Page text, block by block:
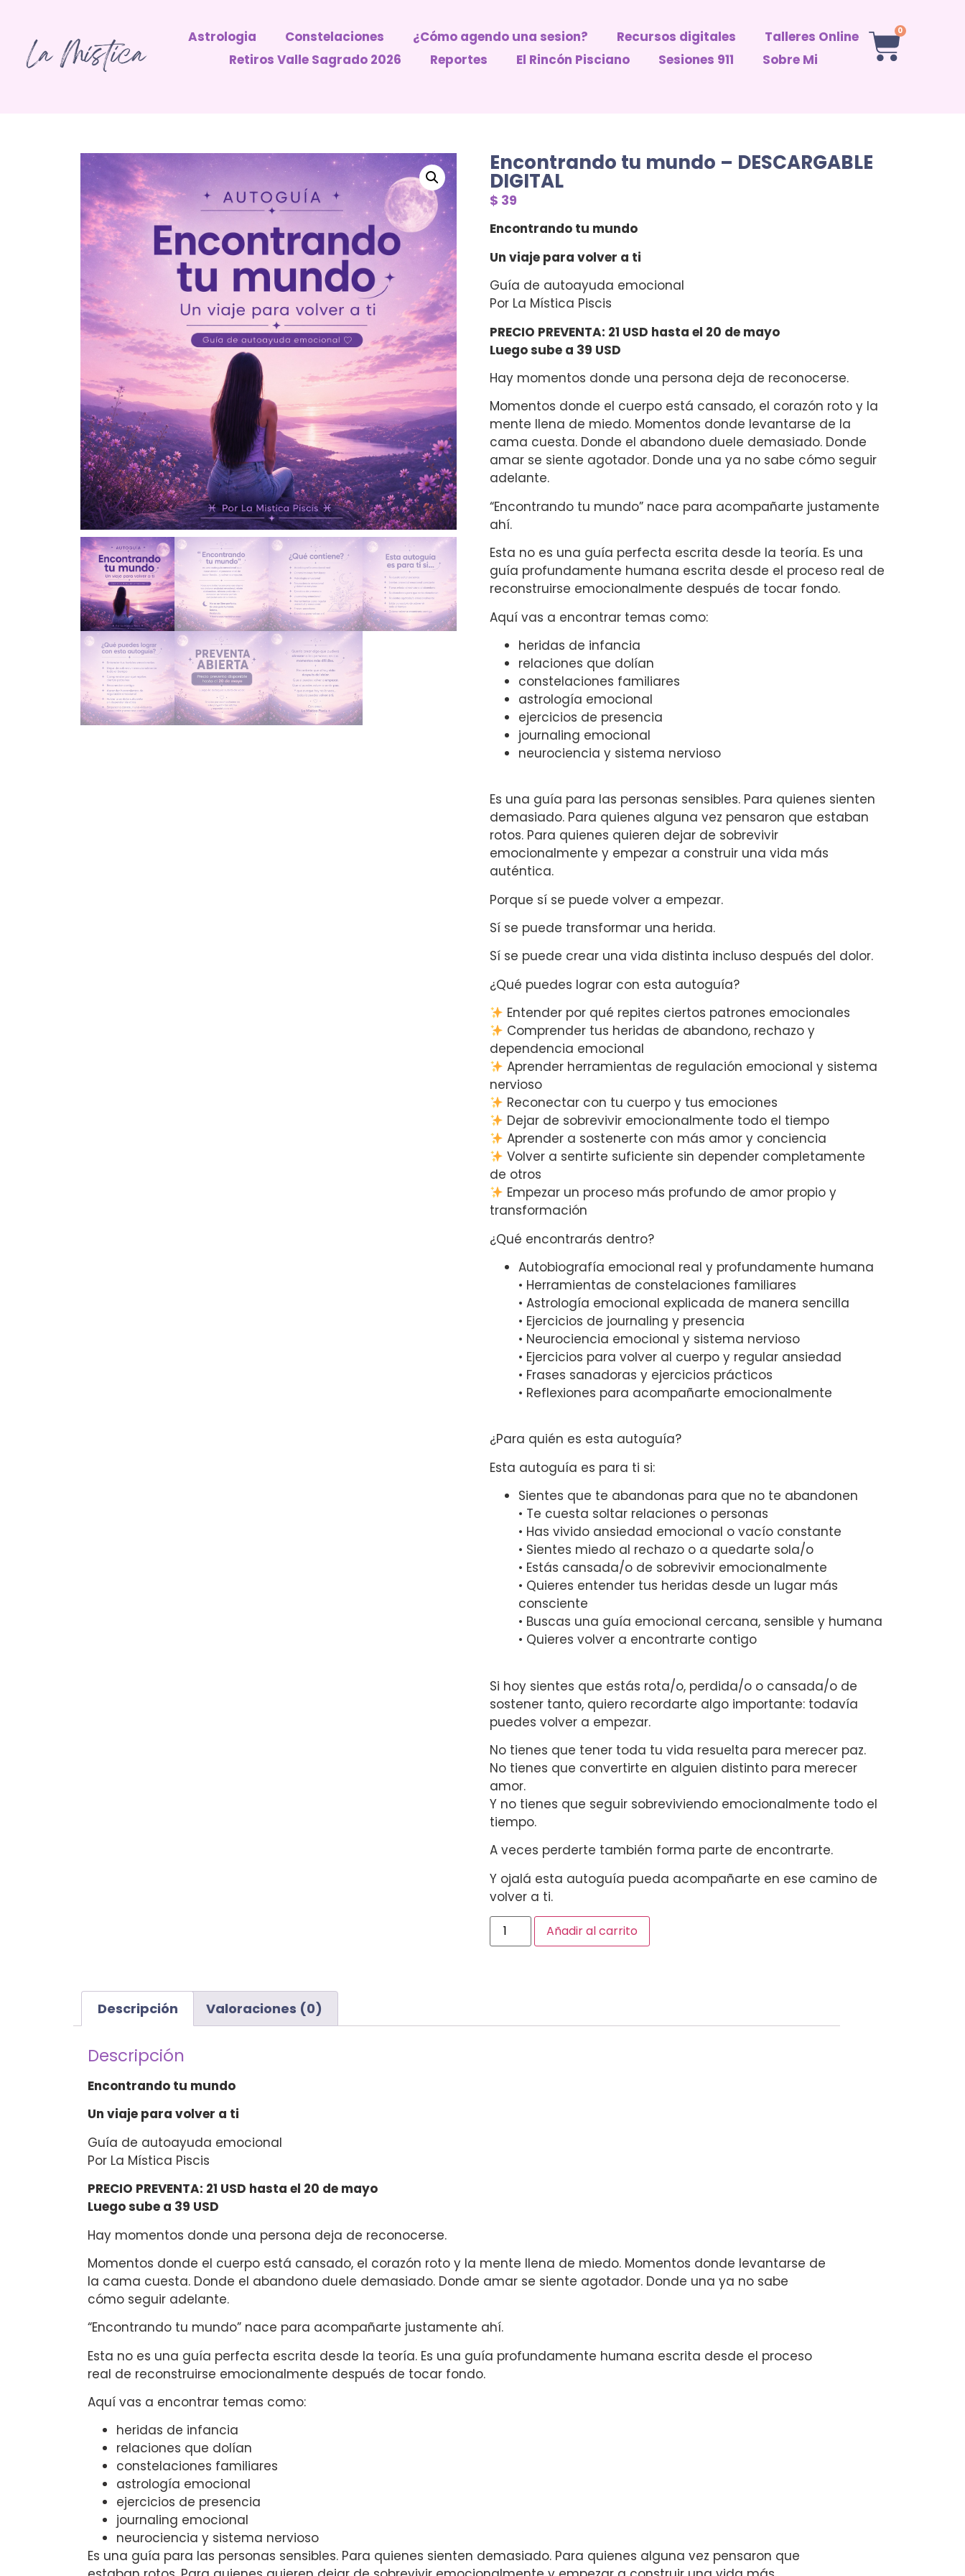
Astrologia Constelaciones ¿Cómo agendo una sesion? Recursos digitales
Talleres Online
Retiros Valle Sagrado 2026
Reportes El Rincón Pisciano Sesiones 911 Sobre Mi
0
Encontrando tu mundo – DESCARGABLE
DIGITAL
$ 39
Encontrando tu mundo
Un viaje para volver a ti
Guía de autoayuda emocional
Por La Mística Piscis
PRECIO PREVENTA: 21 USD hasta el 20 de mayo
Luego sube a 39 USD
Hay momentos donde una persona deja de reconocerse.
Momentos donde el cuerpo está cansado, el corazón roto y la
mente llena de miedo. Momentos donde levantarse de la
cama cuesta. Donde el abandono duele demasiado. Donde
amar se siente agotador. Donde una ya no sabe cómo seguir
adelante.
“Encontrando tu mundo” nace para acompañarte justamente
ahí.
Esta no es una guía perfecta escrita desde la teoría. Es una
guía profundamente humana escrita desde el proceso real de
reconstruirse emocionalmente después de tocar fondo.
Aquí vas a encontrar temas como:
heridas de infancia
relaciones que dolían
constelaciones familiares
astrología emocional
ejercicios de presencia
journaling emocional
neurociencia y sistema nervioso
Es una guía para las personas sensibles. Para quienes sienten
demasiado. Para quienes alguna vez pensaron que estaban
rotos. Para quienes quieren dejar de sobrevivir
emocionalmente y empezar a construir una vida más
auténtica.
Porque sí se puede volver a empezar.
Sí se puede transformar una herida.
Sí se puede crear una vida distinta incluso después del dolor.
¿Qué puedes lograr con esta autoguía?
Entender por qué repites ciertos patrones emocionales
Comprender tus heridas de abandono, rechazo y
dependencia emocional
Aprender herramientas de regulación emocional y sistema
nervioso
Reconectar con tu cuerpo y tus emociones
Dejar de sobrevivir emocionalmente todo el tiempo
Aprender a sostenerte con más amor y conciencia
Volver a sentirte suficiente sin depender completamente
de otros
Empezar un proceso más profundo de amor propio y
transformación
¿Qué encontrarás dentro?
Autobiografía emocional real y profundamente humana
• Herramientas de constelaciones familiares
• Astrología emocional explicada de manera sencilla
• Ejercicios de journaling y presencia
• Neurociencia emocional y sistema nervioso
• Ejercicios para volver al cuerpo y regular ansiedad
• Frases sanadoras y ejercicios prácticos
• Reflexiones para acompañarte emocionalmente
¿Para quién es esta autoguía?
Esta autoguía es para ti si:
Sientes que te abandonas para que no te abandonen
• Te cuesta soltar relaciones o personas
• Has vivido ansiedad emocional o vacío constante
• Sientes miedo al rechazo o a quedarte sola/o
• Estás cansada/o de sobrevivir emocionalmente
• Quieres entender tus heridas desde un lugar más
consciente
• Buscas una guía emocional cercana, sensible y humana
• Quieres volver a encontrarte contigo
Si hoy sientes que estás rota/o, perdida/o o cansada/o de
sostener tanto, quiero recordarte algo importante: todavía
puedes volver a empezar.
No tienes que tener toda tu vida resuelta para merecer paz.
No tienes que convertirte en alguien distinto para merecer
amor.
Y no tienes que seguir sobreviviendo emocionalmente todo el
tiempo.
A veces perderte también forma parte de encontrarte.
Y ojalá esta autoguía pueda acompañarte en ese camino de
volver a ti.
Añadir al carrito
Descripción Valoraciones (0)
Descripción
Encontrando tu mundo
Un viaje para volver a ti
Guía de autoayuda emocional
Por La Mística Piscis
PRECIO PREVENTA: 21 USD hasta el 20 de mayo
Luego sube a 39 USD
Hay momentos donde una persona deja de reconocerse.
Momentos donde el cuerpo está cansado, el corazón roto y la mente llena de miedo. Momentos donde levantarse de
la cama cuesta. Donde el abandono duele demasiado. Donde amar se siente agotador. Donde una ya no sabe
cómo seguir adelante.
“Encontrando tu mundo” nace para acompañarte justamente ahí.
Esta no es una guía perfecta escrita desde la teoría. Es una guía profundamente humana escrita desde el proceso
real de reconstruirse emocionalmente después de tocar fondo.
Aquí vas a encontrar temas como:
heridas de infancia
relaciones que dolían
constelaciones familiares
astrología emocional
ejercicios de presencia
journaling emocional
neurociencia y sistema nervioso
Es una guía para las personas sensibles. Para quienes sienten demasiado. Para quienes alguna vez pensaron que